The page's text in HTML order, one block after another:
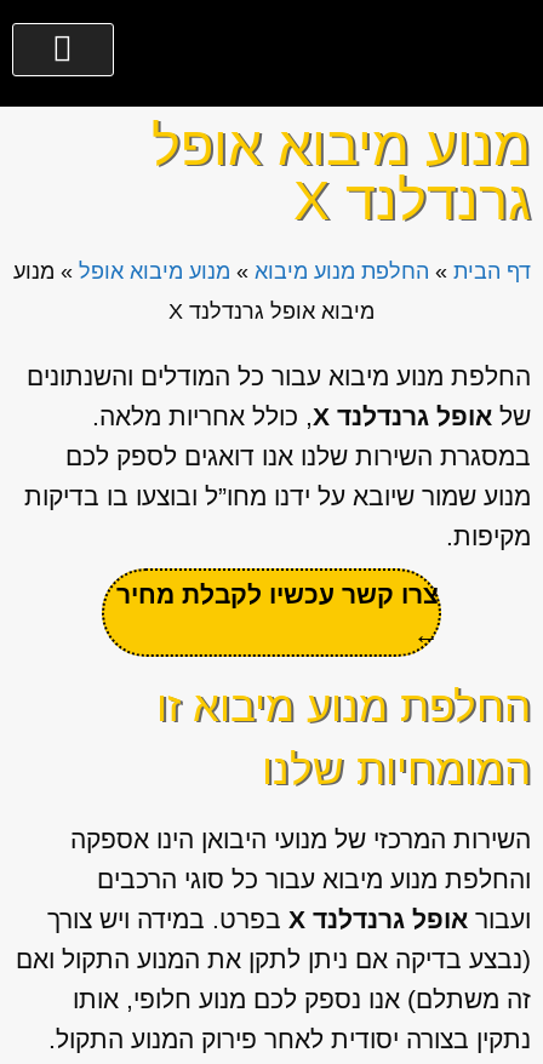
מנוע מיבוא אופל
גרנדלנד X
דף הבית » החלפת מנוע מיבוא » מנוע מיבוא אופל » מנוע
מיבוא אופל גרנדלנד X
החלפת מנוע מיבוא עבור כל המודלים והשנתונים
של אופל גרנדלנד X
, כולל אחריות מלאה.
במסגרת השירות שלנו אנו דואגים לספק לכם
מנוע שמור שיובא על ידנו מחו”ל ובוצעו בו בדיקות
מקיפות.
צרו קשר עכשיו לקבלת מחיר
←
החלפת מנוע מיבוא זו
המומחיות שלנו
השירות המרכזי של מנועי היבואן הינו אספקה
והחלפת מנוע מיבוא עבור כל סוגי הרכבים
ועבור אופל גרנדלנד X
בפרט. במידה ויש צורך
(נבצע בדיקה אם ניתן לתקן את המנוע התקול ואם
זה משתלם) אנו נספק לכם מנוע חלופי, אותו
נתקין בצורה יסודית לאחר פירוק המנוע התקול.